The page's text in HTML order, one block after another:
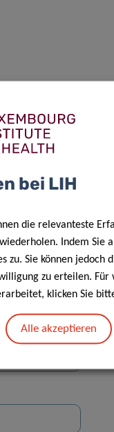
bei LIH
die relevanteste
Indem Sie
zu. Sie können jedoch
zu erteilen.
klicken Sie
Alle akzeptieren